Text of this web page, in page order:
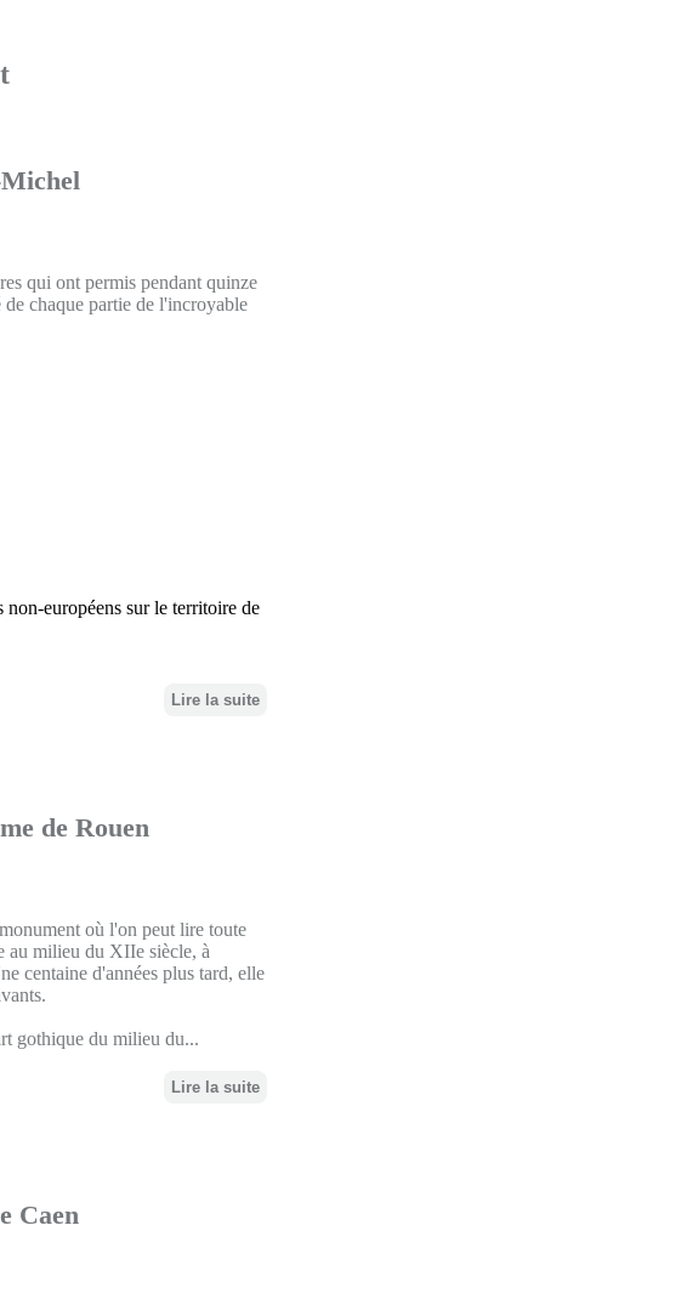
qui ont permis pendant quinze
chaque partie de l'incroyable
non-européens sur le territoire de
Lire la suite
de Rouen
où l'on peut lire toute
au milieu du XIIe siècle, à
centaine d'années plus tard, elle
gothique du milieu du...
Lire la suite
Caen